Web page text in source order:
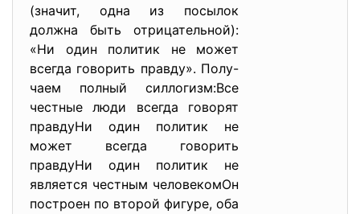
(значит, одна из посылок
должна быть отрицательной):
«Ни один политик не может
всегда говорить правду». Полу-
чаем полный силлогизм:Все
честные люди всегда говорят
правдуНи один политик не
может всегда говорить
правдуНи один политик не
является честным человекомОн
построен по второй фигуре, оба